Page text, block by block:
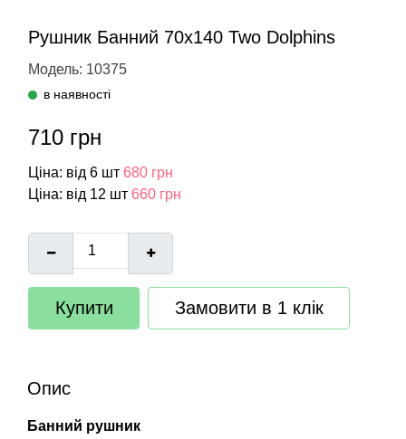
Рушник Банний 70х140 Two Dolphins
Модель: 10375
в наявності
710 грн
Ціна: від 6 шт 680 грн
Ціна: від 12 шт 660 грн
Купити Замовити в 1 клік
Опис
Банний рушник